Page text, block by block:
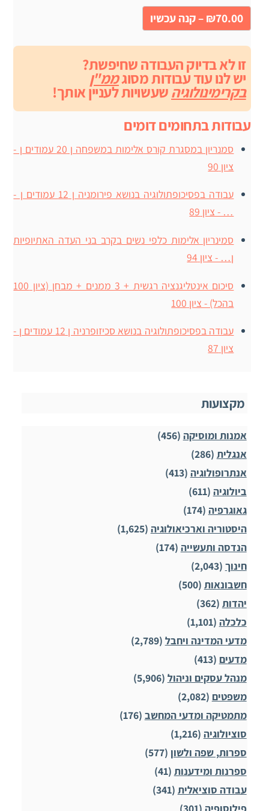
₪70.00 – קנה עכשיו
זו לא בדיוק העבודה שחיפשת?
יש לנו עוד עבודות מסוגממ"ן
בקרימינולוגיהשעשויות לעניין אותך!
עבודות בתחומים דומים
סמנריון במסגרת קורס אלימות במשפחה ן 20 עמודים ן -
ציון 90
עבודה בפסיכופתולוגיה בנושא פירומניה ן 12 עמודים ן -
… - ציון 89
סמינריון אלימות כלפי נשים בקרב בני העדה האתיופיות
ן… - ציון 94
סיכום אינטליגנציה רגשית + 3 ממנים + מבחן (ציון 100
בהכל) - ציון 100
עבודה בפסיכופתולוגיה בנושא סכיזופרניה ן 12 עמודים ן -
ציון 87
מקצועות
אמנות ומוסיקה (456)
אנגלית (286)
אנתרופולוגיה (413)
ביולוגיה (611)
גאוגרפיה (174)
היסטוריה וארכיאולוגיה (1,625)
הנדסה ותעשייה (174)
חינוך (2,043)
חשבונאות (500)
יהדות (362)
כלכלה (1,101)
מדעי המדינה ויחבל (2,789)
מדעים (413)
מנהל עסקים וניהול (5,906)
משפטים (2,082)
מתמטיקה ומדעי המחשב (176)
סוציולוגיה (1,216)
ספרות, שפה ולשון (577)
ספרנות ומידענות (41)
עבודה סוציאלית (341)